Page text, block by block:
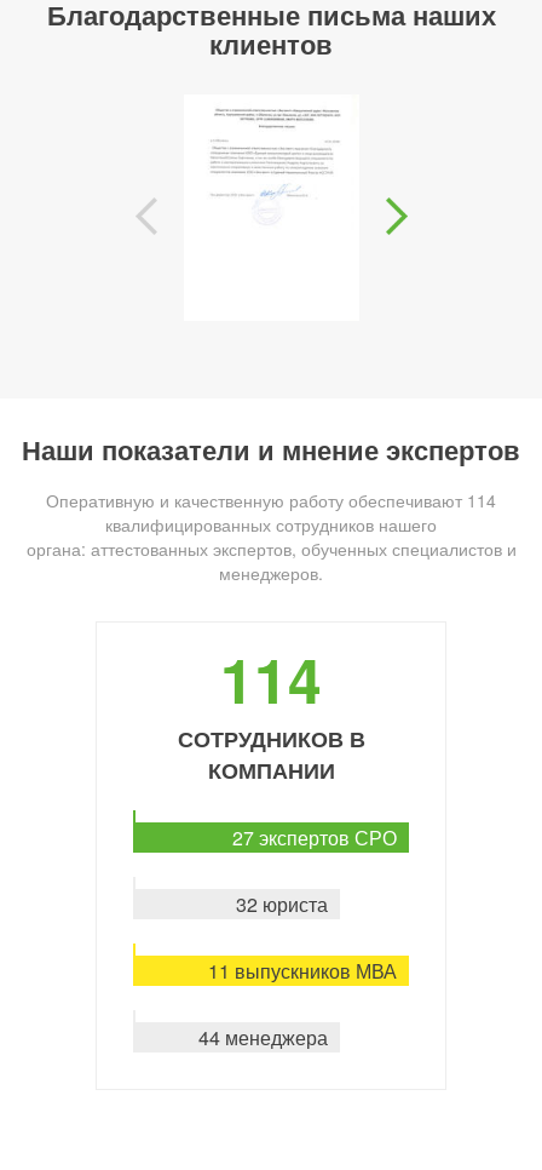
Благодарственные письма наших
клиентов
Наши показатели и мнение экспертов
Оперативную и качественную работу обеспечивают 114
квалифицированных сотрудников нашего
органа: аттестованных экспертов, обученных специалистов и
менеджеров.
114
СОТРУДНИКОВ В
КОМПАНИИ
27 экспертов СРО
32 юриста
11 выпускников МВА
44 менеджера